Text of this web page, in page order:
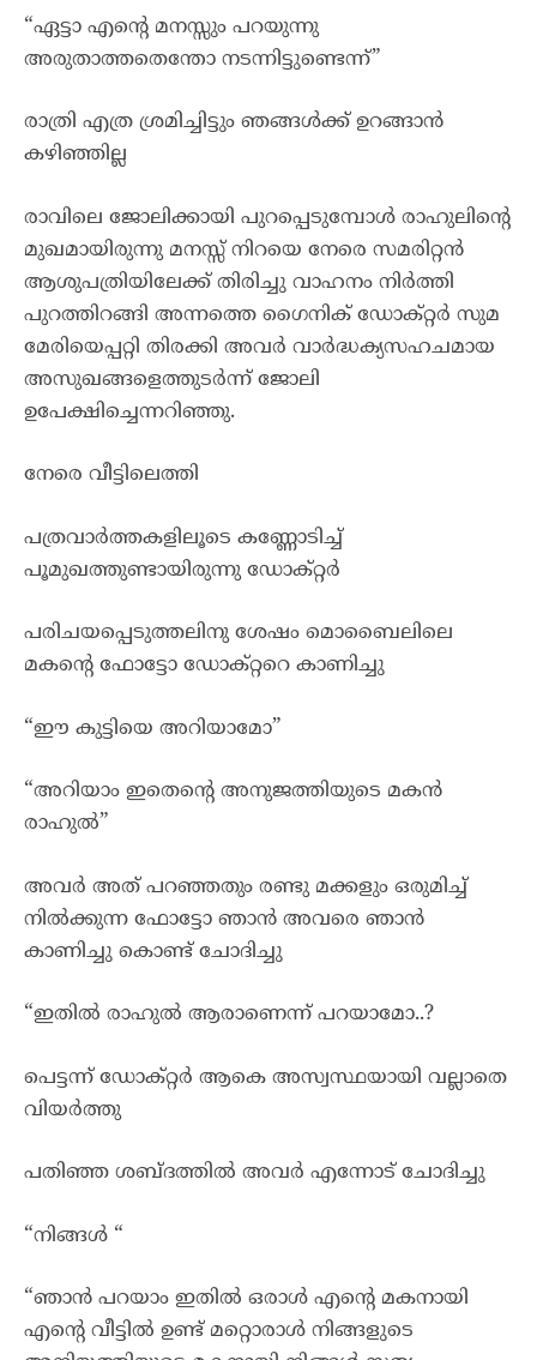
“ഏട്ടാ എന്റെ മനസ്സും പറയുന്നു
അരുതാത്തതെന്തോ നടന്നിട്ടുണ്ടെന്ന്”
രാത്രി എത്ര ശ്രമിച്ചിട്ടും ഞങ്ങൾക്ക് ഉറങ്ങാൻ
കഴിഞ്ഞില്ല
രാവിലെ ജോലിക്കായി പുറപ്പെടുമ്പോൾ രാഹുലിന്റെ
മുഖമായിരുന്നു മനസ്സ് നിറയെ നേരെ സമരിറ്റൻ
ആശുപത്രിയിലേക്ക് തിരിച്ചു വാഹനം നിർത്തി
പുറത്തിറങ്ങി അന്നത്തെ ഗൈനിക് ഡോക്റ്റർ സുമ
മേരിയെപ്പറ്റി തിരക്കി അവർ വാർദ്ധക്യസഹചമായ
അസുഖങ്ങളെത്തുടർന്ന് ജോലി
ഉപേക്ഷിച്ചെന്നറിഞ്ഞു.
നേരെ വീട്ടിലെത്തി
പത്രവാർത്തകളിലൂടെ കണ്ണോടിച്ച്
പൂമുഖത്തുണ്ടായിരുന്നു ഡോക്റ്റർ
പരിചയപ്പെടുത്തലിനു ശേഷം മൊബൈലിലെ
മകന്റെ ഫോട്ടോ ഡോക്റ്ററെ കാണിച്ചു
“ഈ കുട്ടിയെ അറിയാമോ”
“അറിയാം ഇതെന്റെ അനുജത്തിയുടെ മകൻ
രാഹുൽ”
അവർ അത് പറഞ്ഞതും രണ്ടു മക്കളും ഒരുമിച്ച്
നിൽക്കുന്ന ഫോട്ടോ ഞാൻ അവരെ ഞാൻ
കാണിച്ചു കൊണ്ട് ചോദിച്ചു
“ഇതിൽ രാഹുൽ ആരാണെന്ന് പറയാമോ..?
പെട്ടന്ന് ഡോക്റ്റർ ആകെ അസ്വസ്ഥയായി വല്ലാതെ
വിയർത്തു
പതിഞ്ഞ ശബ്ദത്തിൽ അവർ എന്നോട് ചോദിച്ചു
“നിങ്ങൾ “
“ഞാൻ പറയാം ഇതിൽ ഒരാൾ എന്റെ മകനായി
എന്റെ വീട്ടിൽ ഉണ്ട് മറ്റൊരാൾ നിങ്ങളുടെ